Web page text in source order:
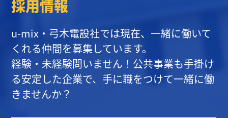
採用情報
u-mix・弓木電設社では現在、一緒に働いて
くれる仲間を募集しています。
経験・未経験問いません！公共事業も手掛け
る安定した企業で、手に職をつけて一緒に働
きませんか？